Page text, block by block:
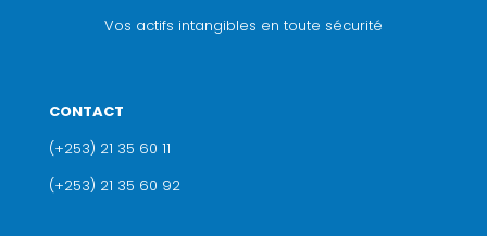
Vos actifs intangibles en toute sécurité
CONTACT
(+253) 21 35 60 11
(+253) 21 35 60 92